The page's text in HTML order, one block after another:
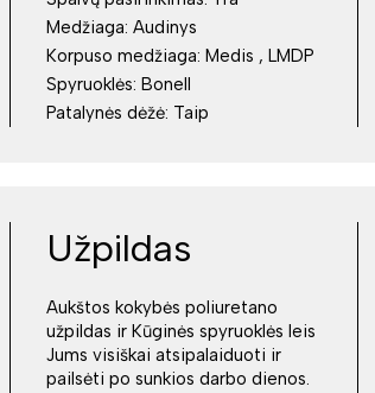
Medžiaga: Audinys
Korpuso medžiaga:
Medis , LMDP
Spyruoklės: Bonell
Patalynės dėžė: Taip
Užpildas
Aukštos kokybės poliuretano
užpildas ir Kūginės spyruoklės leis
Jums visiškai atsipalaiduoti ir
pailsėti po sunkios darbo dienos.